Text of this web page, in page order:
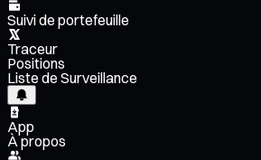
Suivi de portefeuille
Traceur
Positions
Liste de Surveillance
App
À propos